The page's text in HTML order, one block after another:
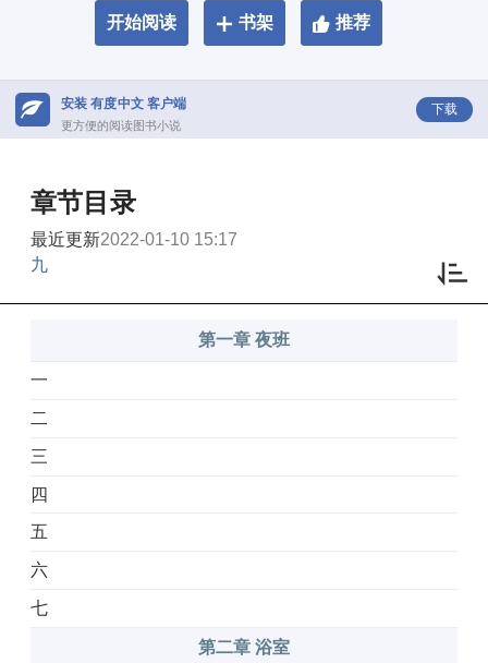
开始阅读 书架 推荐
安装 有度中文 客户端
更方便的阅读图书小说
下载
章节目录
最近更新2022-01-10 15:17
九
第一章 夜班
一
二
三
四
五
六
七
第二章 浴室